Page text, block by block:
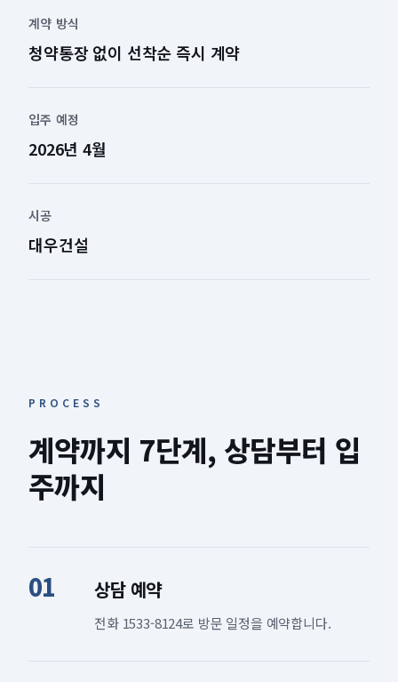
계약 방식
청약통장 없이 선착순 즉시 계약
입주 예정
2026년 4월
시공
대우건설
PROCESS
계약까지 7단계, 상담부터 입
주까지
01 상담 예약
전화 1533-8124로 방문 일정을 예약합니다.